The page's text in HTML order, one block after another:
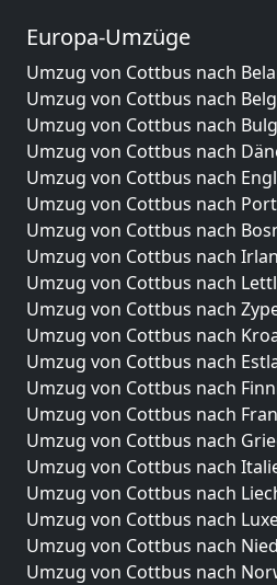
Europa-Umzüge
Umzug von Cottbus nach
Umzug von Cottbus nach
Umzug von Cottbus nach
Umzug von Cottbus nach
Umzug von Cottbus nach
Umzug von Cottbus nach
Umzug von Cottbus nach
Umzug von Cottbus nach
Umzug von Cottbus nach
Umzug von Cottbus nach
Umzug von Cottbus nach
Umzug von Cottbus nach
Umzug von Cottbus nach
Umzug von Cottbus nach
Umzug von Cottbus nach
Umzug von Cottbus nach
Umzug von Cottbus nach
Umzug von Cottbus nach
Umzug von Cottbus nach
Umzug von Cottbus nach